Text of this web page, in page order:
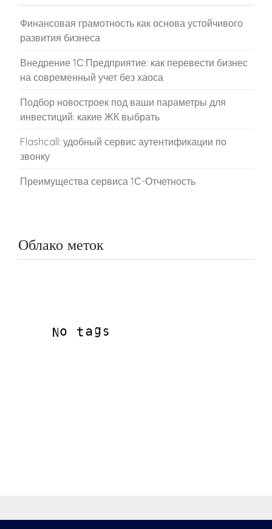
Финансовая грамотность как основа устойчивого
развития бизнеса
Внедрение 1С:Предприятие: как перевести бизнес
на современный учет без хаоса
Подбор новостроек под ваши параметры для
инвестиций: какие ЖК выбрать
Flashcall: удобный сервис аутентификации по
звонку
Преимущества сервиса 1С-Отчетность
Облако меток